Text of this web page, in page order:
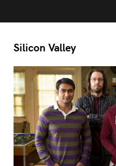
Silicon Valley